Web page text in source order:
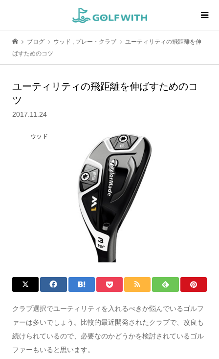
ブログ ウッド , プレー・クラブ
ユーティリティの飛距離を伸
ばすためのコツ
ユーティリティの飛距離を伸ばすためのコ
ツ
2017.11.24
ウッド
クラブ選択でユーティリティを入れるべきか悩んでいるゴルフ
ァーは多いでしょう。比較的最近開発されたクラブで、改良も
続けられているので、必要なのかどうかを検討されているゴル
ファーもいると思います。